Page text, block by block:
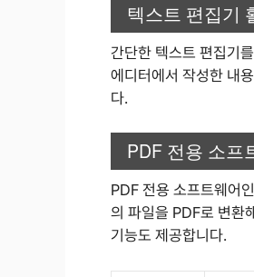
텍스트 편집기
간단한 텍스트 편집기
에디터에서 작성한 내
다.
PDF 전용 소프
PDF 전용 소프트웨어
의 파일을 PDF로 변환
기능도 제공합니다.